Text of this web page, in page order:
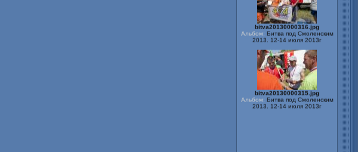
bitva20130000316.jpg
Альбом:Битва под Смоленским
2013. 12-14 июля 2013г
bitva20130000315.jpg
Альбом:Битва под Смоленским
2013. 12-14 июля 2013г